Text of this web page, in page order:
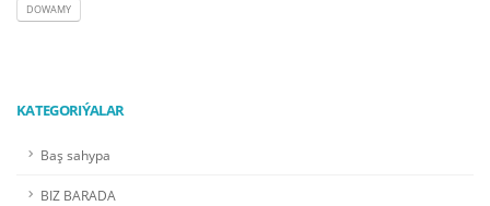
DOWAMY
KATEGORIÝALAR
Baş sahypa
BIZ BARADA